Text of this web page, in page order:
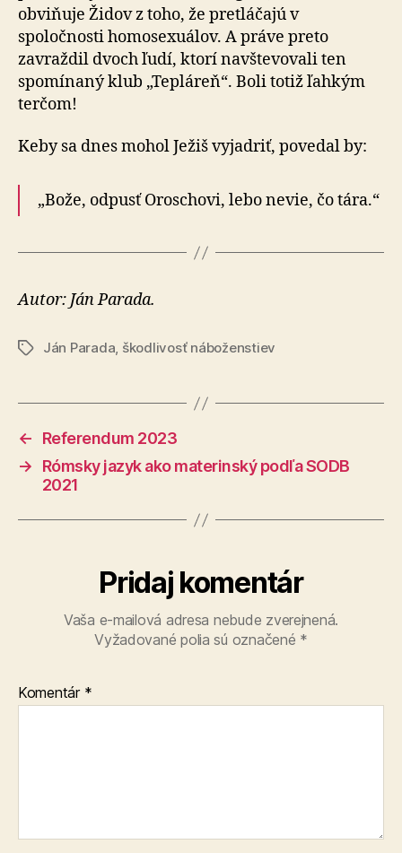
obviňuje Židov z toho, že pretláčajú v
spoločnosti homosexuálov. A práve preto
zavraždil dvoch ľudí, ktorí navštevovali ten
spomínaný klub „Tepláreň“. Boli totiž ľahkým
terčom!
Keby sa dnes mohol Ježiš vyjadriť, povedal by:
„Bože, odpusť Oroschovi, lebo nevie, čo tára.“
Autor: Ján Parada.
ZnačkyJán Parada, škodlivosť náboženstiev
←
Referendum 2023
→
Rómsky jazyk ako materinský podľa SODB
2021
Pridaj komentár
Vaša e-mailová adresa nebude zverejnená.
Vyžadované polia sú označené *
Komentár *